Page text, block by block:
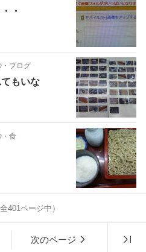
・
・ ブログ
もいな
・ 食
401ページ中）
次のページ